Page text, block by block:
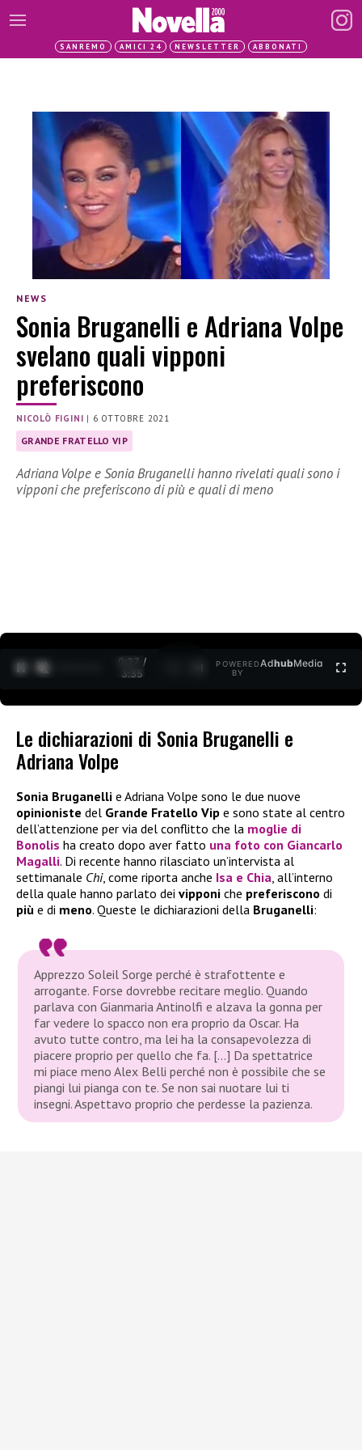
SANREMO AMICI 24 NEWSLETTER ABBONATI
NEWS
Sonia Bruganelli e Adriana Volpe
svelano quali vipponi
preferiscono
NICOLÒ FIGINI | 6 OTTOBRE 2021
GRANDE FRATELLO VIP
Adriana Volpe e Sonia Bruganelli hanno rivelati quali sono i
vipponi che preferiscono di più e quali di meno
0:28 /
3:35
POWERED
BY
AdhubMedia
Le dichiarazioni di Sonia Bruganelli e
Adriana Volpe
Sonia Bruganelli e Adriana Volpe sono le due nuove
opinioniste del Grande Fratello Vip e sono state al centro
dell’attenzione per via del conflitto che la moglie di
Bonolis ha creato dopo aver fatto una foto con Giancarlo
Magalli. Di recente hanno rilasciato un’intervista al
settimanale Chi, come riporta anche Isa e Chia, all’interno
della quale hanno parlato dei vipponi che preferiscono di
più e di meno. Queste le dichiarazioni della Bruganelli:
Apprezzo Soleil Sorge perché è strafottente e
arrogante. Forse dovrebbe recitare meglio. Quando
parlava con Gianmaria Antinolfi e alzava la gonna per
far vedere lo spacco non era proprio da Oscar. Ha
avuto tutte contro, ma lei ha la consapevolezza di
piacere proprio per quello che fa. […] Da spettatrice
mi piace meno Alex Belli perché non è possibile che se
piangi lui pianga con te. Se non sai nuotare lui ti
insegni. Aspettavo proprio che perdesse la pazienza.